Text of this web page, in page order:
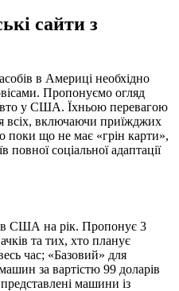
сайти з
в Америці необхідно
Пропонуємо огляд
у США. Їхньою перевагою
всіх, включаючи приїжджих
поки що не має «грін карти»,
повної соціальної адаптації
в США на рік. Пропонує 3
та тих, хто планує
час; «Базовий» для
за вартістю 99 доларів
машини із